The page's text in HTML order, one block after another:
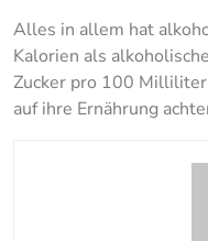
Alles in allem hat
Kalorien als
Zucker pro 100
auf ihre Ernährung